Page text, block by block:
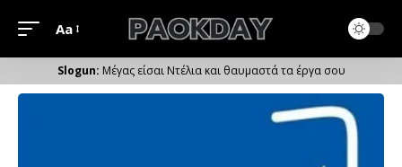
Μέγεθος
Γραμματοσειράς
Aa
Μέγας είσαι Ντέλια και θαυμαστά τα έργα σου